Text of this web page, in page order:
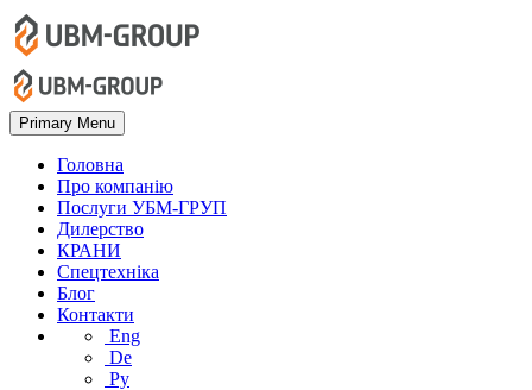
Primary Menu
Головна
Про компанію
Послуги УБМ-ГРУП
Дилерство
КРАНИ
Спецтехніка
Блог
Контакти
Eng
De
Ру